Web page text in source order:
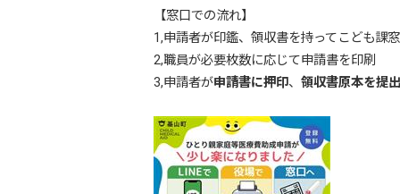
【窓口での流れ】
1,申請者が印鑑、領収書を持ってこども課
2,職員が必要枚数に応じて申請書を印刷
3,申請者が申請書に押印、 領収書原本を提出